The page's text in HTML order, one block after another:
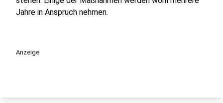
Jahre in Anspruch nehmen.
Anzeige